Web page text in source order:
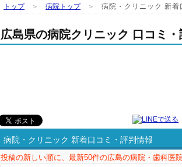
トップ＞ 病院トップ＞ 病院・クリニック 新着
広島県の病院クリニック 口コミ
病院・クリニック 新着口コミ・評判情報
投稿の新しい順に、最新50件の広島の病院・歯科医